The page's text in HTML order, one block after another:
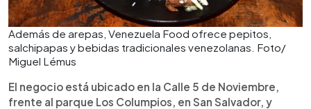
Además de arepas, Venezuela Food ofrece pepitos,
salchipapas y bebidas tradicionales venezolanas. Foto/
Miguel Lémus
El negocio está ubicado en la Calle 5 de Noviembre,
frente al parque Los Columpios, en San Salvador, y